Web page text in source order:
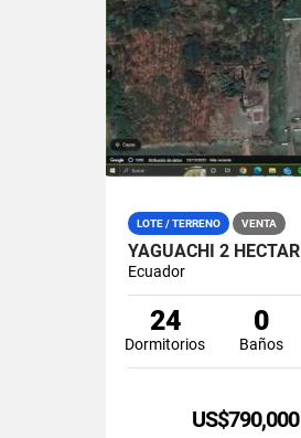
LOTE / TERRENO VENTA
Ecuador
24
Dormitorios
0
Baños
US$790,000